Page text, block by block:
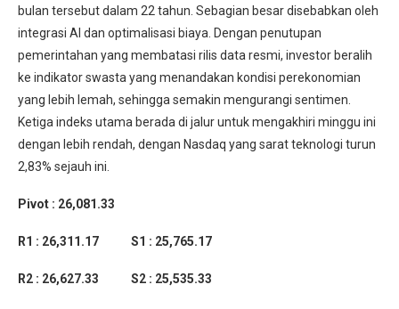
bulan tersebut dalam 22 tahun. Sebagian besar disebabkan oleh
integrasi AI dan optimalisasi biaya. Dengan penutupan
pemerintahan yang membatasi rilis data resmi, investor beralih
ke indikator swasta yang menandakan kondisi perekonomian
yang lebih lemah, sehingga semakin mengurangi sentimen.
Ketiga indeks utama berada di jalur untuk mengakhiri minggu ini
dengan lebih rendah, dengan Nasdaq yang sarat teknologi turun
2,83% sejauh ini.
Pivot : 26,081.33
R1 : 26,311.17 S1 : 25,765.17
R2 : 26,627.33 S2 : 25,535.33